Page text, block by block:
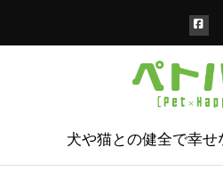
犬や猫との健全で幸せ